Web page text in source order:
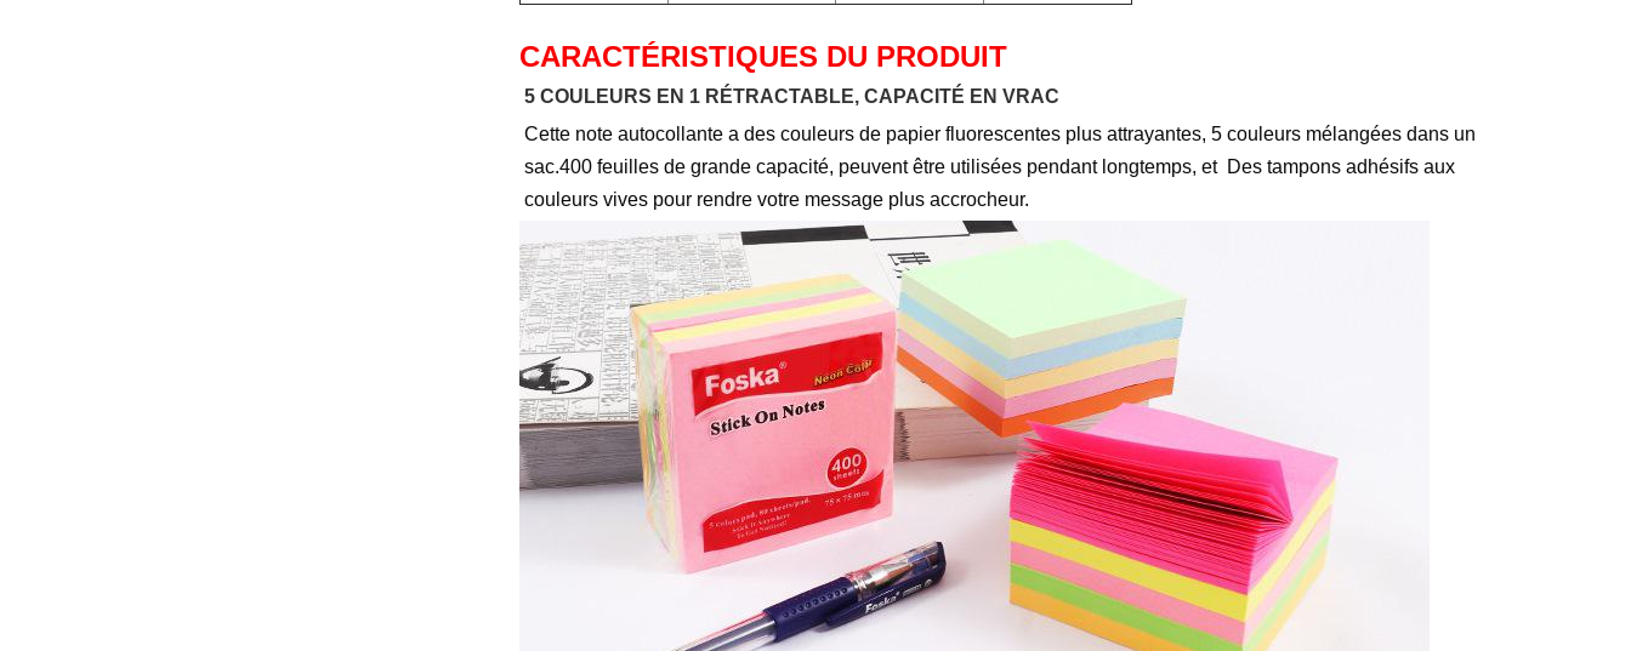
CARACTÉRISTIQUES DU PRODUIT
5 COULEURS EN 1 RÉTRACTABLE, CAPACITÉ EN VRAC
Cette note autocollante a des couleurs de papier fluorescentes plus attrayantes, 5 couleurs mélangées dans un
sac.400 feuilles de grande capacité, peuvent être utilisées pendant longtemps, et Des tampons adhésifs aux
couleurs vives pour rendre votre message plus accrocheur.